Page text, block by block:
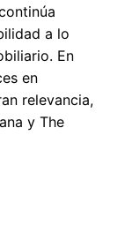
a lo
En
en
relevancia,
y The